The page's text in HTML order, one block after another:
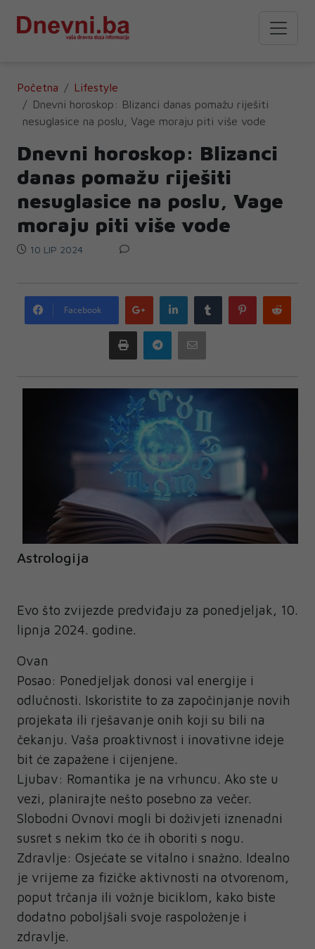
Početna
Lifestyle
Dnevni horoskop: Blizanci danas pomažu riješiti
nesuglasice na poslu, Vage moraju piti više vode
Dnevni horoskop: Blizanci
danas pomažu riješiti
nesuglasice na poslu, Vage
moraju piti više vode
10 LIP 2024
Facebook
Google
plus
LinkedIn Tumblr Pinterest
Print Telegram
Astrologija
Evo što zvijezde predviđaju za ponedjeljak, 10.
lipnja 2024. godine.
Ovan
Posao: Ponedjeljak donosi val energije i
odlučnosti. Iskoristite to za započinjanje novih
projekata ili rješavanje onih koji su bili na
čekanju. Vaša proaktivnost i inovativne ideje
bit će zapažene i cijenjene.
Ljubav: Romantika je na vrhuncu. Ako ste u
vezi, planirajte nešto posebno za večer.
Slobodni Ovnovi mogli bi doživjeti iznenadni
susret s nekim tko će ih oboriti s nogu.
Zdravlje: Osjećate se vitalno i snažno. Idealno
je vrijeme za fizičke aktivnosti na otvorenom,
poput trčanja ili vožnje biciklom, kako biste
dodatno poboljšali svoje raspoloženje i
zdravlje.